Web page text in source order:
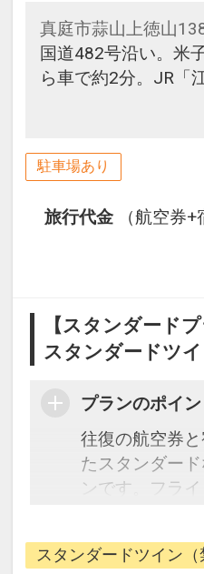
真庭市蒜山上徳山
国道482号沿い。米
ら車で約2分。JR「
駐車場あり
旅行代金
（航空券
【スタンダード
スタンダードツ
プランのポイン
往復の航空券
たスタンダー
ンです。フラ
ージだから、一
周遊旅行にも
スタンダードツイン（